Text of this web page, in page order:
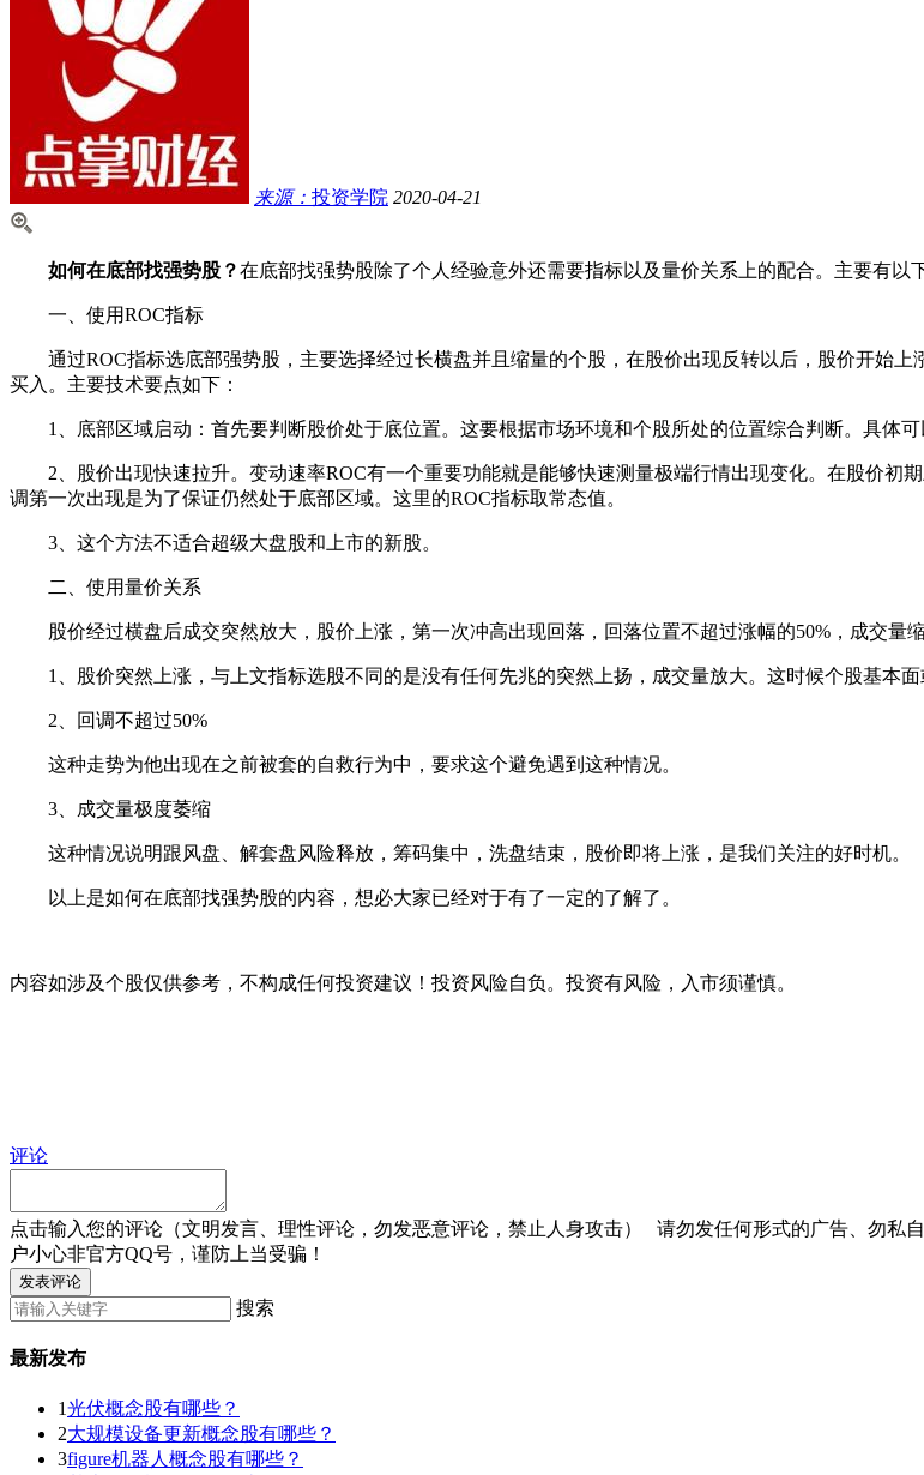
来源： 投资学院 2020-04-21
如何在底部找强势股？在底部找强势股除了个人经验意外还需要指标以及量价关系上的配合。主要有以
一、使用ROC指标
通过ROC指标选底部强势股，主要选择经过长横盘并且缩量的个股，在股价出现反转以后，股价开始上
买入。主要技术要点如下：
1、底部区域启动：首先要判断股价处于底位置。这要根据市场环境和个股所处的位置综合判断。具体可
2、股价出现快速拉升。变动速率ROC有一个重要功能就是能够快速测量极端行情出现变化。在股价初
调第一次出现是为了保证仍然处于底部区域。这里的ROC指标取常态值。
3、这个方法不适合超级大盘股和上市的新股。
二、使用量价关系
股价经过横盘后成交突然放大，股价上涨，第一次冲高出现回落，回落位置不超过涨幅的50%，成交量
1、股价突然上涨，与上文指标选股不同的是没有任何先兆的突然上扬，成交量放大。这时候个股基本面
2、回调不超过50%
这种走势为他出现在之前被套的自救行为中，要求这个避免遇到这种情况。
3、成交量极度萎缩
这种情况说明跟风盘、解套盘风险释放，筹码集中，洗盘结束，股价即将上涨，是我们关注的好时机。
以上是如何在底部找强势股的内容，想必大家已经对于有了一定的了解了。
内容如涉及个股仅供参考，不构成任何投资建议！投资风险自负。投资有风险，入市须谨慎。
评论
点击输入您的评论（文明发言、理性评论，勿发恶意评论，禁止人身攻击） 请勿发任何形式的广告、勿私
户小心非官方QQ号，谨防上当受骗！
发表评论
搜索
最新发布
1光伏概念股有哪些？
2大规模设备更新概念股有哪些？
3figure机器人概念股有哪些？